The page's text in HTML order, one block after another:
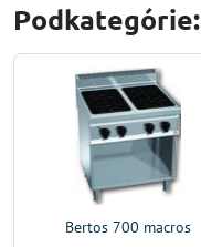
Podkategórie:
Bertos 700 macros